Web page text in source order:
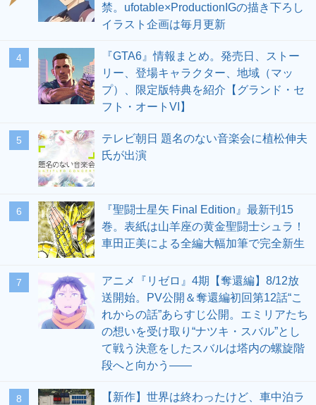
禁。ufotable×ProductionIGの描き下ろし
イラスト企画は毎月更新
4
『GTA6』情報まとめ。発売日、ストー
リー、登場キャラクター、地域（マッ
プ）、限定版特典を紹介【グランド・セ
フト・オートVI】
5
テレビ朝日 題名のない音楽会に植松伸夫
氏が出演
6
『聖闘士星矢 Final Edition』最新刊15
巻。表紙は山羊座の黄金聖闘士シュラ！
車田正美による全編大幅加筆で完全新生
7
アニメ『リゼロ』4期【奪還編】8/12放
送開始。PV公開＆奪還編初回第12話“こ
れからの話”あらすじ公開。エミリアたち
の想いを受け取り“ナツキ・スバル”とし
て戦う決意をしたスバルは塔内の螺旋階
段へと向かう――
8
【新作】世界は終わったけど、車中泊ラ